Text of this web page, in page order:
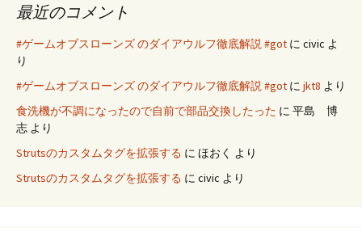
最近のコメント
#ゲームオブスローンズ のダイアウルフ徹底解説 #got に civic よ
り
#ゲームオブスローンズ のダイアウルフ徹底解説 #got に jkt8 より
食洗機が不調になったので自前で部品交換したった に 平島 博
志 より
Strutsのカスタムタグを拡張する に ほおく より
Strutsのカスタムタグを拡張する に civic より